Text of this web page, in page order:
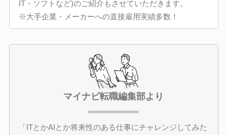
IT・ソフトなど)のご紹介もさせていただきます。
※大手企業・メーカーへの直接雇用実績多数！
マイナビ転職編集部より
「ITとかAIとか将来性のある仕事にチャレンジしてみた